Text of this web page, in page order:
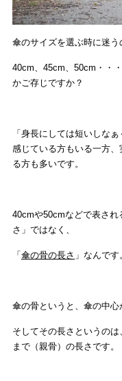
傘のサイズを選ぶ時に迷
40cm、45cm、50cm・・
かご存じですか？
「身長にしては短いしな
感じている方もいる一方
る方も多いです。
40cmや50cmなどで表さ
さ」ではなく、
「 傘の骨の長さ 」なんです
傘の骨というと、傘の中心
そしてその長さというの
まで（親骨）の長さです。